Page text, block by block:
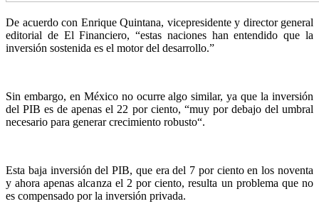
De acuerdo con Enrique Quintana, vicepresidente y director general
editorial de El Financiero, “estas naciones han entendido que la
inversión sostenida es el motor del desarrollo.”
Sin embargo, en México no ocurre algo similar, ya que la inversión
del PIB es de apenas el 22 por ciento, “muy por debajo del umbral
necesario para generar crecimiento robusto“.
Esta baja inversión del PIB, que era del 7 por ciento en los noventa
y ahora apenas alcanza el 2 por ciento, resulta un problema que no
es compensado por la inversión privada.